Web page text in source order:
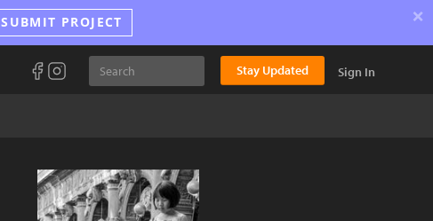
SUBMIT PROJECT ×
Stay Updated Sign In